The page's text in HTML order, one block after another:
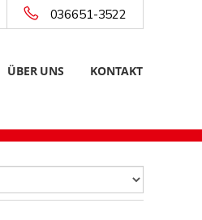
036651-3522
ÜBER UNS KONTAKT